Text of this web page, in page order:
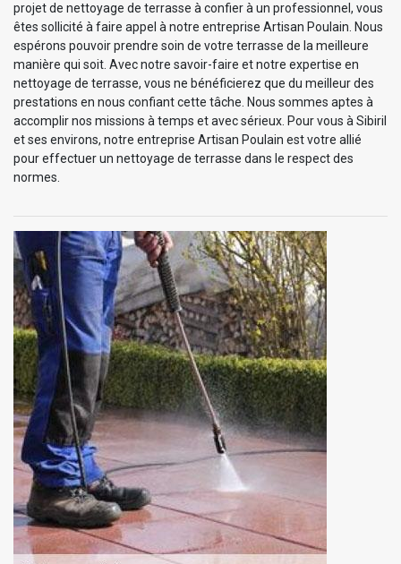
projet de nettoyage de terrasse à confier à un professionnel, vous
êtes sollicité à faire appel à notre entreprise Artisan Poulain. Nous
espérons pouvoir prendre soin de votre terrasse de la meilleure
manière qui soit. Avec notre savoir-faire et notre expertise en
nettoyage de terrasse, vous ne bénéficierez que du meilleur des
prestations en nous confiant cette tâche. Nous sommes aptes à
accomplir nos missions à temps et avec sérieux. Pour vous à Sibiril
et ses environs, notre entreprise Artisan Poulain est votre allié
pour effectuer un nettoyage de terrasse dans le respect des
normes.